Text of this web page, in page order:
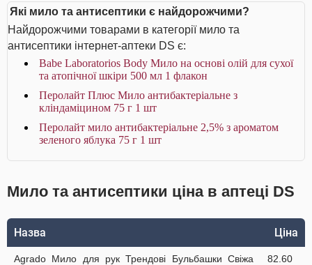
Які мило та антисептики є найдорожчими?
Найдорожчими товарами в категорії мило та
антисептики інтернет-аптеки DS є:
Babe Laboratorios Body Мило на основі олій для сухої
та атопічної шкіри 500 мл 1 флакон
Перолайт Плюс Мило антибактеріальне з
кліндаміцином 75 г 1 шт
Перолайт мило антибактеріальне 2,5% з ароматом
зеленого яблука 75 г 1 шт
Мило та антисептики ціна в аптеці DS
Назва Ціна
Agrado Мило для рук Трендові Бульбашки Свіжа
82.60